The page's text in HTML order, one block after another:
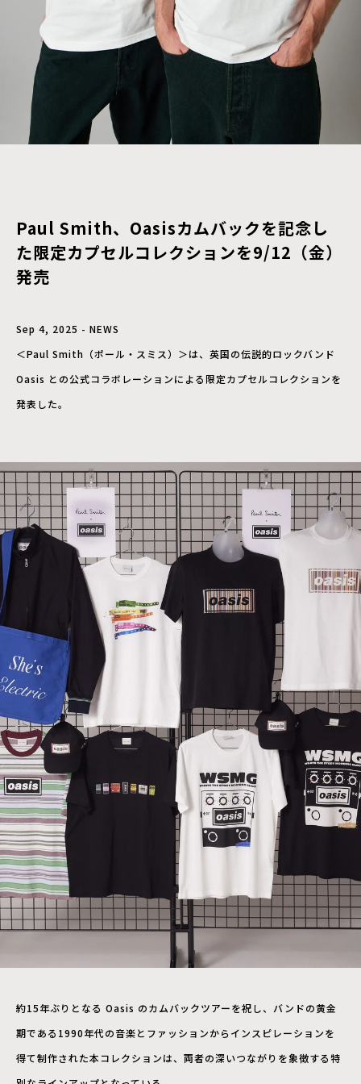
Paul Smith、Oasisカムバックを記念し
た限定カプセルコレクションを9/12（金）
発売
Sep 4, 2025 - NEWS
＜Paul Smith（ポール・スミス）＞は、英国の伝説的ロックバンド
Oasis との公式コラボレーションによる限定カプセルコレクションを
発表した。
約15年ぶりとなる Oasis のカムバックツアーを祝し、バンドの黄金
期である1990年代の音楽とファッションからインスピレーションを
得て制作された本コレクションは、両者の深いつながりを象徴する特